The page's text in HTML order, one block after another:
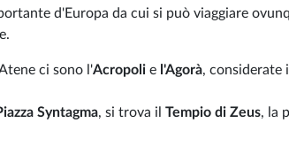
d'Europa da cui si può viaggiare
ci sono l'Acropoli e l'Agorà, considerate
Syntagma, si trova il Tempio di Zeus, la